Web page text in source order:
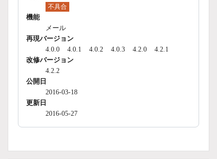
不具合
機能
メール
再現バージョン
4.0.0
4.0.1 4.0.2 4.0.3 4.2.0
4.2.1
改修バージョン
4.2.2
公開日
2016-03-18
更新日
2016-05-27